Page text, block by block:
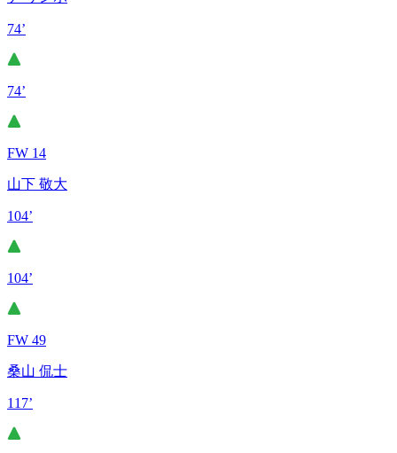
74’
74’
FW 14
山下 敬大
104’
104’
FW 49
桑山 侃士
117’